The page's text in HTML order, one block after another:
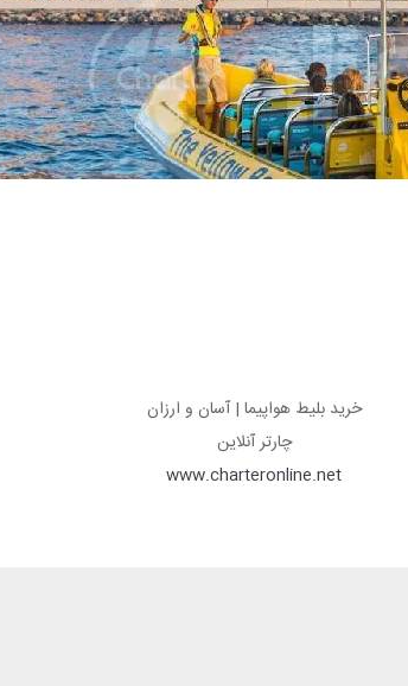
خرید بلیط هواپیما | آسان و ارزان
چارتر آنلاین
www.charteronline.net